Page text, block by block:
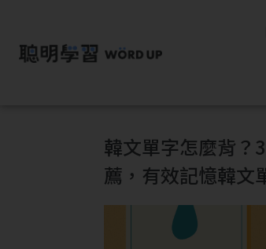
韓文單字怎麼背？
薦，有效記憶韓文